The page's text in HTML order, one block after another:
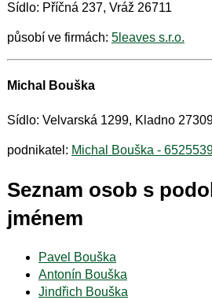
Sídlo: Příčná 237, Vráž 26711
působí ve firmách: 5leaves s.r.o.
Michal Bouška
Sídlo: Velvarská 1299, Kladno
podnikatel: Michal Bouška -
Seznam osob s
jménem
Pavel Bouška
Antonín Bouška
Jindřich Bouška